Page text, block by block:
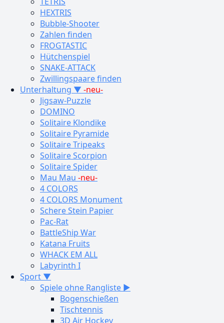
HEXTRIS
Bubble-Shooter
Zahlen finden
FROGTASTIC
Hütchenspiel
SNAKE-ATTACK
Zwillingspaare finden
Unterhaltung ▼ -neu-
Jigsaw-Puzzle
DOMINO
Solitaire Klondike
Solitaire Pyramide
Solitaire Tripeaks
Solitaire Scorpion
Solitaire Spider
Mau Mau -neu-
4 COLORS
4 COLORS Monument
Schere Stein Papier
Pac-Rat
BattleShip War
Katana Fruits
WHACK EM ALL
Labyrinth I
Sport ▼
Spiele ohne Rangliste ▶
Bogenschießen
Tischtennis
3D Air Hockey